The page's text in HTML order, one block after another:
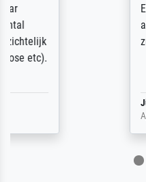
Ehefrau sein zum
auch Geburtstag
ProvenExpert